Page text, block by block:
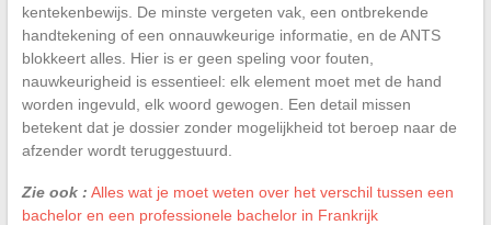
kentekenbewijs. De minste vergeten vak, een ontbrekende
handtekening of een onnauwkeurige informatie, en de ANTS
blokkeert alles. Hier is er geen speling voor fouten,
nauwkeurigheid is essentieel: elk element moet met de hand
worden ingevuld, elk woord gewogen. Een detail missen
betekent dat je dossier zonder mogelijkheid tot beroep naar de
afzender wordt teruggestuurd.
Zie ook : Alles wat je moet weten over het verschil tussen een
bachelor en een professionele bachelor in Frankrijk